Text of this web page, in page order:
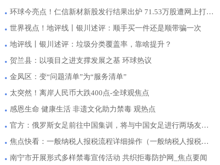
环球今亮点！仁信新材新股发行结果出炉 71.53万股遭网上打新者弃购
世界视点！地评线丨银川述评：顺手买一件还是顺带骗一次
地评线丨银川述评：垃圾分类覆盖率，靠啥提升？
贺兰县：以项目之进支撑发展之基 环球热议
金凤区：变“问题清单”为“服务清单”
太突然！离岸人民币大跌400点-全球观焦点
感恩生命 健康生活 非遗文化助力禁毒 观热点
官方：俄罗斯女足前往中国集训，将与中国女足进行两场友谊赛
焦点快看：一般纳税人报税流程详细操作（一般纳税人报税步骤是什么）
南宁市开展形式多样禁毒宣传活动 共织拒毒防护网_焦点要闻